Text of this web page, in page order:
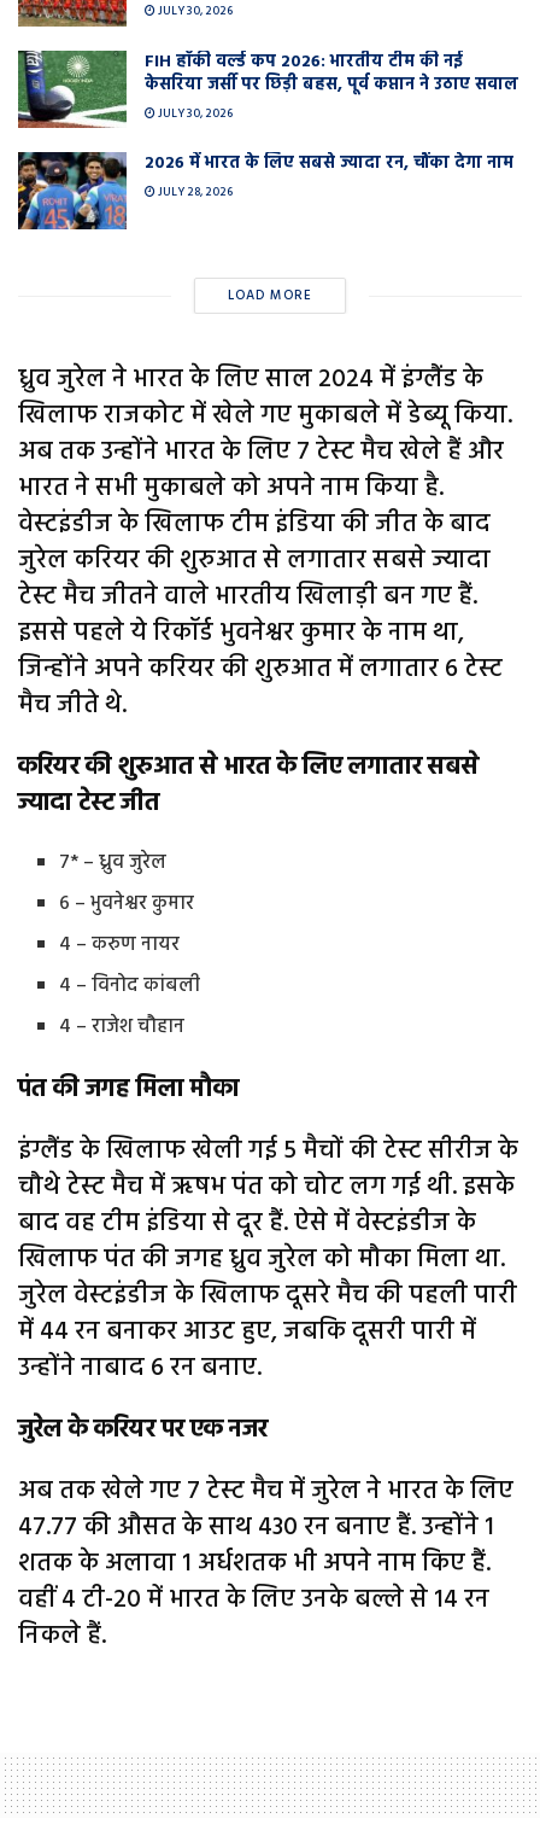
JULY 30, 2026
FIH हॉकी वर्ल्ड कप 2026: भारतीय टीम की नई
केसरिया जर्सी पर छिड़ी बहस, पूर्व कप्तान ने उठाए सवाल
JULY 30, 2026
2026 में भारत के लिए सबसे ज्यादा रन, चौंका देगा नाम
JULY 28, 2026
LOAD MORE
ध्रुव जुरेल ने भारत के लिए साल 2024 में इंग्लैंड के
खिलाफ राजकोट में खेले गए मुकाबले में डेब्यू किया.
अब तक उन्होंने भारत के लिए 7 टेस्ट मैच खेले हैं और
भारत ने सभी मुकाबले को अपने नाम किया है.
वेस्टइंडीज के खिलाफ टीम इंडिया की जीत के बाद
जुरेल करियर की शुरुआत से लगातार सबसे ज्यादा
टेस्ट मैच जीतने वाले भारतीय खिलाड़ी बन गए हैं.
इससे पहले ये रिकॉर्ड भुवनेश्वर कुमार के नाम था,
जिन्होंने अपने करियर की शुरुआत में लगातार 6 टेस्ट
मैच जीते थे.
करियर की शुरुआत से भारत के लिए लगातार सबसे
ज्यादा टेस्ट जीत
7* – ध्रुव जुरेल
6 – भुवनेश्वर कुमार
4 – करुण नायर
4 – विनोद कांबली
4 – राजेश चौहान
पंत की जगह मिला मौका
इंग्लैंड के खिलाफ खेली गई 5 मैचों की टेस्ट सीरीज के
चौथे टेस्ट मैच में ऋषभ पंत को चोट लग गई थी. इसके
बाद वह टीम इंडिया से दूर हैं. ऐसे में वेस्टइंडीज के
खिलाफ पंत की जगह ध्रुव जुरेल को मौका मिला था.
जुरेल वेस्टइंडीज के खिलाफ दूसरे मैच की पहली पारी
में 44 रन बनाकर आउट हुए, जबकि दूसरी पारी में
उन्होंने नाबाद 6 रन बनाए.
जुरेल के करियर पर एक नजर
अब तक खेले गए 7 टेस्ट मैच में जुरेल ने भारत के लिए
47.77 की औसत के साथ 430 रन बनाए हैं. उन्होंने 1
शतक के अलावा 1 अर्धशतक भी अपने नाम किए हैं.
वहीं 4 टी-20 में भारत के लिए उनके बल्ले से 14 रन
निकले हैं.